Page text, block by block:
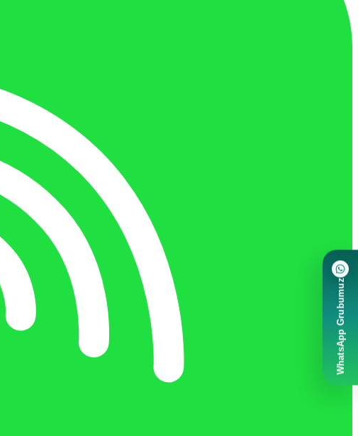
WhatsApp Grubumuz